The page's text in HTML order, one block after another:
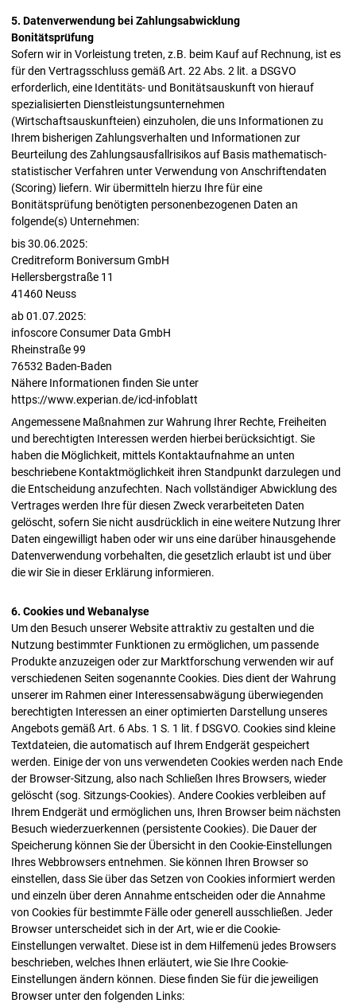
5. Datenverwendung bei Zahlungsabwicklung
Bonitätsprüfung
Sofern wir in Vorleistung treten, z.B. beim Kauf auf Rechnung, ist es
für den Vertragsschluss gemäß Art. 22 Abs. 2 lit. a DSGVO
erforderlich, eine Identitäts- und Bonitätsauskunft von hierauf
spezialisierten Dienstleistungsunternehmen
(Wirtschaftsauskunfteien) einzuholen, die uns Informationen zu
Ihrem bisherigen Zahlungsverhalten und Informationen zur
Beurteilung des Zahlungsausfallrisikos auf Basis mathematisch-
statistischer Verfahren unter Verwendung von Anschriftendaten
(Scoring) liefern. Wir übermitteln hierzu Ihre für eine
Bonitätsprüfung benötigten personenbezogenen Daten an
folgende(s) Unternehmen:
bis 30.06.2025:
Creditreform Boniversum GmbH
Hellersbergstraße 11
41460 Neuss
ab 01.07.2025:
infoscore Consumer Data GmbH
Rheinstraße 99
76532 Baden-Baden
Nähere Informationen finden Sie unter
https://www.experian.de/icd-infoblatt
Angemessene Maßnahmen zur Wahrung Ihrer Rechte, Freiheiten
und berechtigten Interessen werden hierbei berücksichtigt. Sie
haben die Möglichkeit, mittels Kontaktaufnahme an unten
beschriebene Kontaktmöglichkeit ihren Standpunkt darzulegen und
die Entscheidung anzufechten. Nach vollständiger Abwicklung des
Vertrages werden Ihre für diesen Zweck verarbeiteten Daten
gelöscht, sofern Sie nicht ausdrücklich in eine weitere Nutzung Ihrer
Daten eingewilligt haben oder wir uns eine darüber hinausgehende
Datenverwendung vorbehalten, die gesetzlich erlaubt ist und über
die wir Sie in dieser Erklärung informieren.
6. Cookies und Webanalyse
Um den Besuch unserer Website attraktiv zu gestalten und die
Nutzung bestimmter Funktionen zu ermöglichen, um passende
Produkte anzuzeigen oder zur Marktforschung verwenden wir auf
verschiedenen Seiten sogenannte Cookies. Dies dient der Wahrung
unserer im Rahmen einer Interessensabwägung überwiegenden
berechtigten Interessen an einer optimierten Darstellung unseres
Angebots gemäß Art. 6 Abs. 1 S. 1 lit. f DSGVO. Cookies sind kleine
Textdateien, die automatisch auf Ihrem Endgerät gespeichert
werden. Einige der von uns verwendeten Cookies werden nach Ende
der Browser-Sitzung, also nach Schließen Ihres Browsers, wieder
gelöscht (sog. Sitzungs-Cookies). Andere Cookies verbleiben auf
Ihrem Endgerät und ermöglichen uns, Ihren Browser beim nächsten
Besuch wiederzuerkennen (persistente Cookies). Die Dauer der
Speicherung können Sie der Übersicht in den Cookie-Einstellungen
Ihres Webbrowsers entnehmen. Sie können Ihren Browser so
einstellen, dass Sie über das Setzen von Cookies informiert werden
und einzeln über deren Annahme entscheiden oder die Annahme
von Cookies für bestimmte Fälle oder generell ausschließen. Jeder
Browser unterscheidet sich in der Art, wie er die Cookie-
Einstellungen verwaltet. Diese ist in dem Hilfemenü jedes Browsers
beschrieben, welches Ihnen erläutert, wie Sie Ihre Cookie-
Einstellungen ändern können. Diese finden Sie für die jeweiligen
Browser unter den folgenden Links: